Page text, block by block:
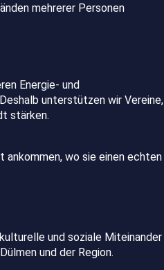
Energie- und
unterstützen wir Vereine,
stärken.
ankommen, wo sie einen echten
und soziale Miteinander
und der Region.